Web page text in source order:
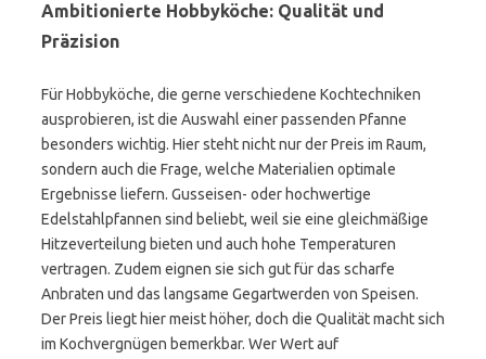
Ambitionierte Hobbyköche: Qualität und
Präzision
Für Hobbyköche, die gerne verschiedene Kochtechniken
ausprobieren, ist die Auswahl einer passenden Pfanne
besonders wichtig. Hier steht nicht nur der Preis im Raum,
sondern auch die Frage, welche Materialien optimale
Ergebnisse liefern. Gusseisen- oder hochwertige
Edelstahlpfannen sind beliebt, weil sie eine gleichmäßige
Hitzeverteilung bieten und auch hohe Temperaturen
vertragen. Zudem eignen sie sich gut für das scharfe
Anbraten und das langsame Gegartwerden von Speisen.
Der Preis liegt hier meist höher, doch die Qualität macht sich
im Kochvergnügen bemerkbar. Wer Wert auf